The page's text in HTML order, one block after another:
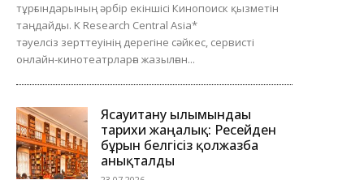
тұрғындарының әрбір екіншісі Кинопоиск қызметін
таңдайды. K Research Central Asia*
тәуелсіз зерттеуінің дерегіне сәйкес, сервисті
онлайн-кинотеатрларға жазылған...
Ясауитану ғылымындағы
тарихи жаңалық: Ресейден
бұрын белгісіз қолжазба
анықталды